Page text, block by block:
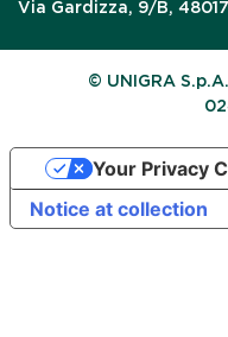
Via Gardizza, 9/B,
© UNIGRA
Notice at collection
Your Privacy